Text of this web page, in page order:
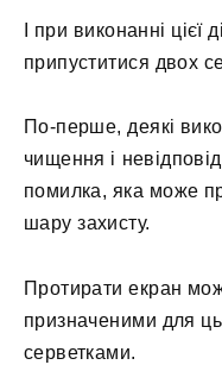
І при виконанні цієї
припуститися двох
По-перше, деякі
чищення і
помилка, яка може
шару захисту.
Протирати екран
призначеними для
серветками.